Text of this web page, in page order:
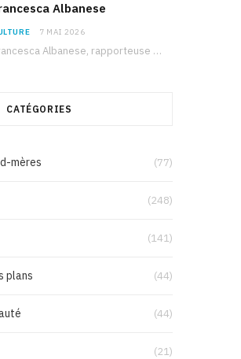
Albanese
7 MAI 2026
Francesca Albanese, rapporteuse spéciale de l’ONU sur les territoires palestiniens occupés, était à Tunis pour…
CATÉGORIES
mères (77)
(248)
(141)
plans (44)
(44)
(21)